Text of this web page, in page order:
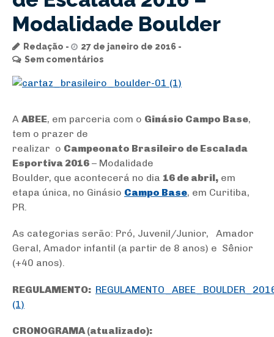
Modalidade Boulder
Redação
27 de janeiro de 2016
Sem comentários
A ABEE, em parceria com o Ginásio Campo Base,
tem o prazer de
realizar o Campeonato Brasileiro de Escalada
Esportiva 2016 – Modalidade
Boulder, que acontecerá no dia 16 de abril, em
etapa única, no Ginásio Campo Base, em Curitiba,
PR.
As categorias serão: Pró, Juvenil/Junior, Amador
Geral, Amador infantil (a partir de 8 anos) e Sênior
(+40 anos).
REGULAMENTO:
(1)
CRONOGRAMA (atualizado):